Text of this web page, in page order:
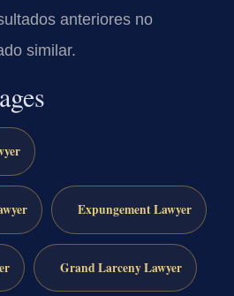
anteriores no
similar.
Expungement Lawyer
Grand Larceny Lawyer